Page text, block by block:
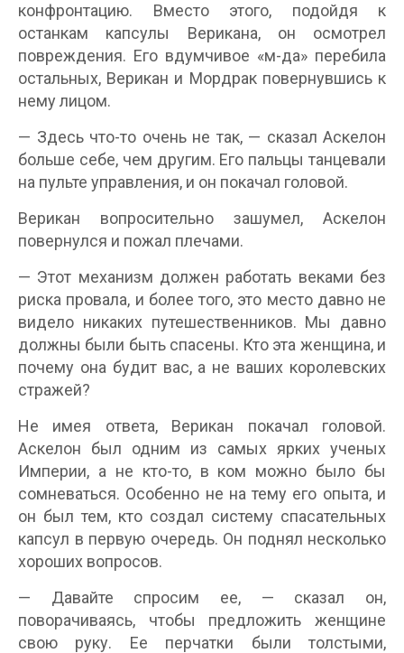
конфронтацию. Вместо этого, подойдя к
останкам капсулы Верикана, он осмотрел
повреждения. Его вдумчивое «м-да» перебила
остальных, Верикан и Мордрак повернувшись к
нему лицом.
— Здесь что-то очень не так, — сказал Аскелон
больше себе, чем другим. Его пальцы танцевали
на пульте управления, и он покачал головой.
Верикан вопросительно зашумел, Аскелон
повернулся и пожал плечами.
— Этот механизм должен работать веками без
риска провала, и более того, это место давно не
видело никаких путешественников. Мы давно
должны были быть спасены. Кто эта женщина, и
почему она будит вас, а не ваших королевских
стражей?
Не имея ответа, Верикан покачал головой.
Аскелон был одним из самых ярких ученых
Империи, а не кто-то, в ком можно было бы
сомневаться. Особенно не на тему его опыта, и
он был тем, кто создал систему спасательных
капсул в первую очередь. Он поднял несколько
хороших вопросов.
— Давайте спросим ее, — сказал он,
поворачиваясь, чтобы предложить женщине
свою руку. Ее перчатки были толстыми,